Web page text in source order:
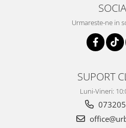
Urmareste-ne in
SUPORT
Luni-Vineri: